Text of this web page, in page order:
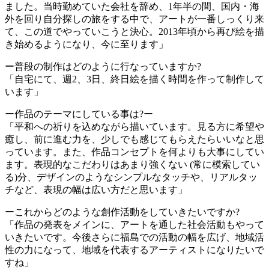
ました。当時勤めていた会社を辞め、1年半の間、国内・海
外を回り自分探しの旅をする中で、アートが一番しっくり来
て、この道でやっていこうと決心。2013年頃から再び絵を描
き始めるようになり、今に至ります」
ー普段の制作はどのように行なっていますか?
「自宅にて、週2、3日、終日絵を描く時間を作って制作して
います」
ー作品のテーマにしている事は?ー
「平和への祈りを込めながら描いています。見る方に希望や
癒し、前に進む力を、少しでも感じてもらえたらいいなと思
っています。また、作品コンセプトを何よりも大事にしてい
ます。表現的なこだわりはあまり強くない (常に模索してい
る)分、デザインのようなシンプルなタッチや、リアルタッ
チなど、表現の幅は広い方だと思います」
ーこれからどのような創作活動をしていきたいですか?
「作品の発表をメインに、アートを通した社会活動もやって
いきたいです。今後さらに福島での活動の幅を広げ、地域活
性の力になって、地域を代表するアーティストになりたいで
すね」